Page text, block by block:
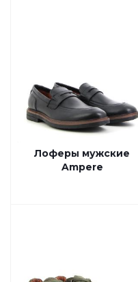
Лоферы мужские
Ampere